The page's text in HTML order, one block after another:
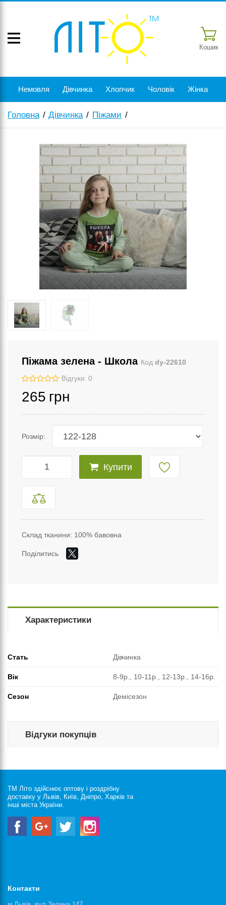
Кошик
Немовля Дівчинка Хлопчик Чоловік Жінка
Головна Дівчинка Піжами
Піжама зелена - Школа Код dy-22610
Відгуки: 0
265 грн
Розмір:
Купити
Склад тканини: 100% бавовна
Поділитись
Характеристики
Стать Дівчинка
Вік 8-9р., 10-11р., 12-13р., 14-16р.
Сезон Демісезон
Відгуки покупців
ТМ Літо здійснює оптову і роздрібну
доставку у Львів, Київ, Дніпро, Харків та
інші міста України.
Контакти